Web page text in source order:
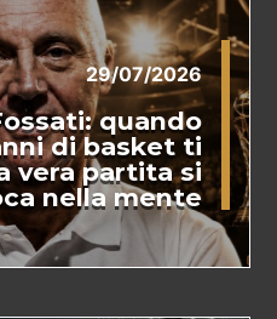
29/07/2026
quando
di basket ti
vera partita si
nella mente